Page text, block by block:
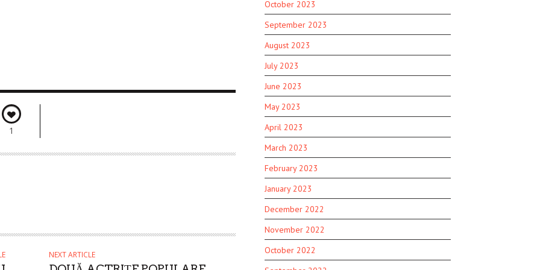
1
NEXT ARTICLE
October 2023
September 2023
August 2023
July 2023
June 2023
May 2023
April 2023
March 2023
February 2023
January 2023
December 2022
November 2022
October 2022